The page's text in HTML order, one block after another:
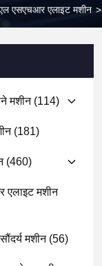
एसएचआर एलाइट मशीन >
मशीन(114)
(181)
(460)
एलाइट मशीन
मशीन(56)